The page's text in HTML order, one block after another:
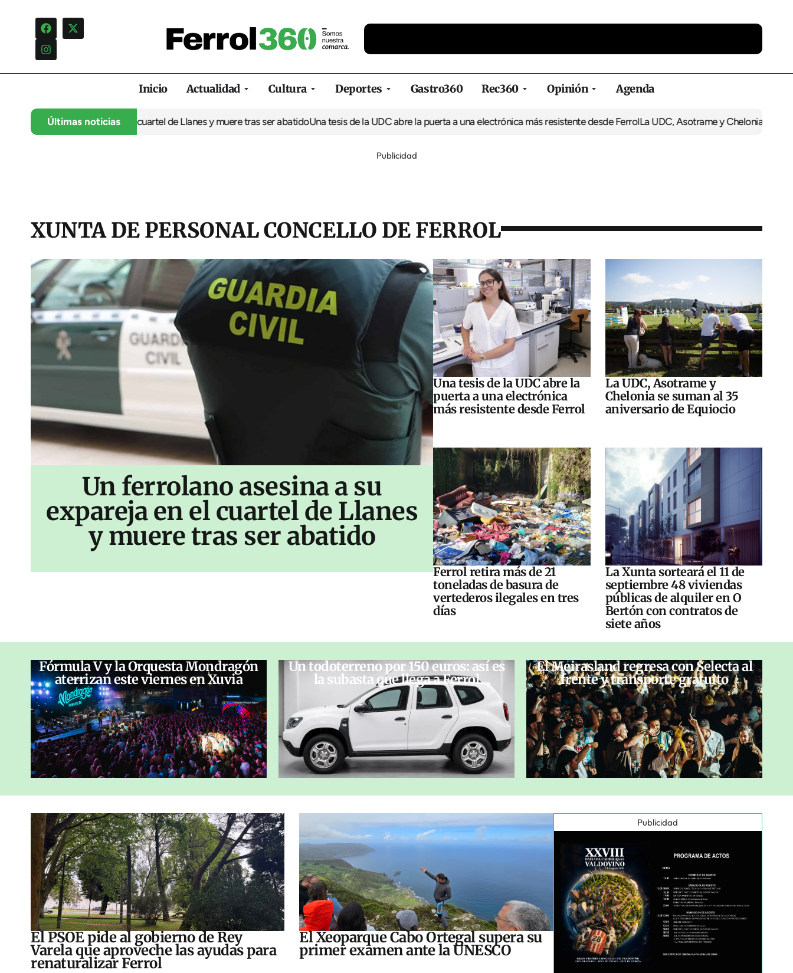
Inicio Actualidad Cultura Deportes Gastro360 Rec360 Opinión Agenda
Últimas noticias
a su expareja en el cuartel de Llanes y muere tras ser abatidoUna tesis de la UDC abre la puerta a una electrónica más resistente desde FerrolLa UDC, Asotrame y Chelonia se suman al 35
Publicidad
XUNTA DE PERSONAL CONCELLO DE FERROL
Un ferrolano asesina a su
expareja en el cuartel de Llanes
y muere tras ser abatido
Una tesis de la UDC abre la
puerta a una electrónica
más resistente desde Ferrol
La UDC, Asotrame y
Chelonia se suman al 35
aniversario de Equiocio
Ferrol retira más de 21
toneladas de basura de
vertederos ilegales en tres
días
La Xunta sorteará el 11 de
septiembre 48 viviendas
públicas de alquiler en O
Bertón con contratos de
siete años
Fórmula V y la Orquesta Mondragón
aterrizan este viernes en Xuvia
Un todoterreno por 150 euros: así es
la subasta que llega a Ferrol
El Meirasland regresa con Selecta al
frente y transporte gratuito
El PSOE pide al gobierno de Rey
Varela que aproveche las ayudas para
renaturalizar Ferrol
El Xeoparque Cabo Ortegal supera su
primer examen ante la UNESCO
Publicidad